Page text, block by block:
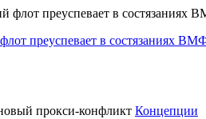
преуспевает в состязаниях
Концепции